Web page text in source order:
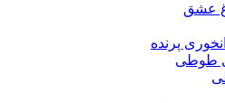
عشق
پرنده
طوطی